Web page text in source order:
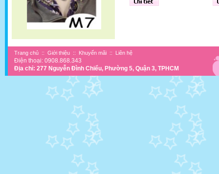
Trang chủ :: Giới thiệu :: Khuyến mãi :: Liên hệ
Điện thoại: 0908.868.343
Địa chỉ: 277 Nguyễn Đình Chiểu, Phường 5, Quận 3, TPHCM